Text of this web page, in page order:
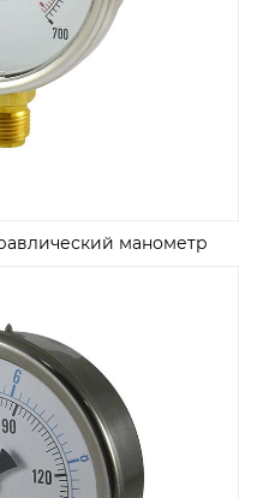
манометр